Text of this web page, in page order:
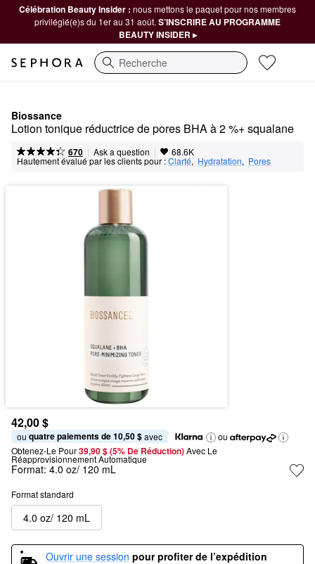
Célébration Beauty Insider : nous mettons le paquet pour nos membres
privilégié(e)s du 1er au 31 août. S’INSCRIRE AU PROGRAMME
BEAUTY INSIDER ▸
Recherche
Biossance
Lotion tonique réductrice de pores BHA à 2 %+ squalane
670 | Ask a question | 68.6K
Hautement évalué par les clients pour :Clarté, Hydratation, Pores
42,00 $
ou quatre paiements de 10,50 $ avec
ou
Obtenez-Le Pour39,90 $ (5% De Réduction) Avec Le
Réapprovisionnement Automatique
Format: 4.0 oz/ 120 mL
Format standard
4.0 oz/ 120 mL
Ouvrir une session pour profiter de l’expédition